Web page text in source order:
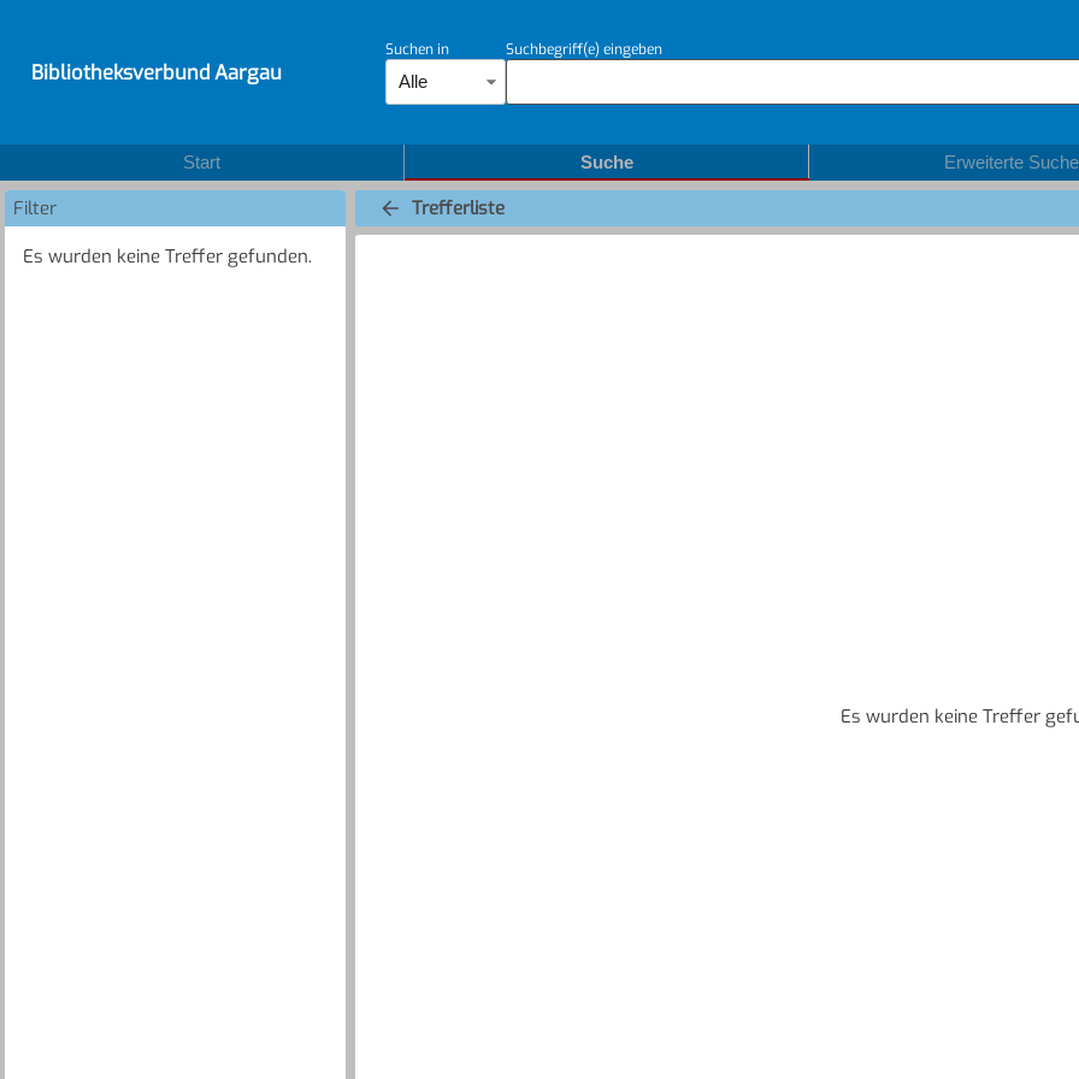
Bibliotheksverbund Aargau
Suchen in
Alle
Suchbegriff(e) eingeben
Start Suche Erweiterte Suche
Filter
Es wurden keine Treffer gefunden.
Trefferliste
Es wurden keine Treffer